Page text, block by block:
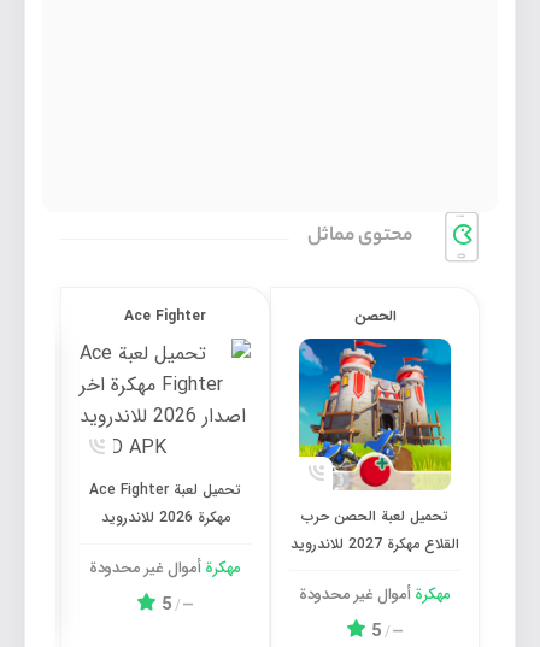
محتوی مماثل
الحصن
تحميل لعبة الحصن حرب القلاع مهكرة 2027 للاندرويد
تحميل لعبة الحصن حرب
القلاع مهكرة 2027 للاندرويد
مهكرةأموال غیر محدودة
—
/
5
Ace Fighter
تحميل لعبة Ace Fighter مهكرة 2026 للاندرويد
تحميل لعبة Ace Fighter
مهكرة 2026 للاندرويد
مهكرةأموال غیر محدودة
—
/
5